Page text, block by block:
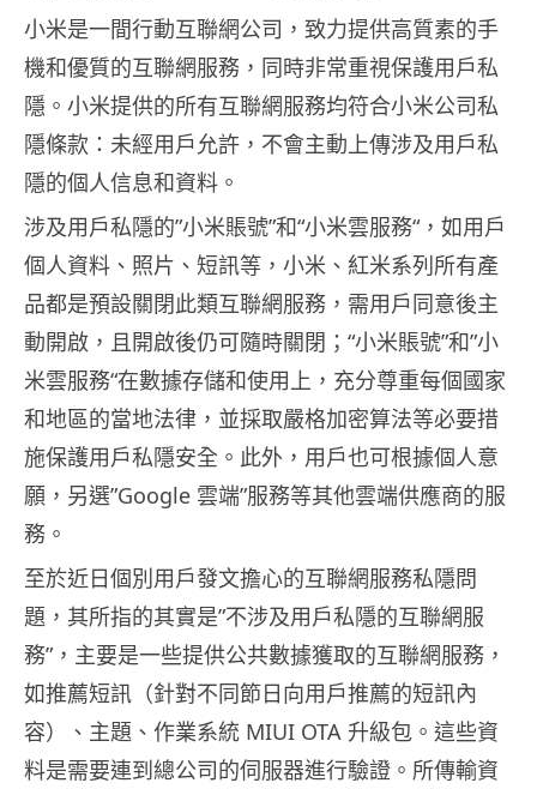
小米是一間行動互聯網公司，致力提供高質素的手
機和優質的互聯網服務，同時非常重視保護用戶私
隱。小米提供的所有互聯網服務均符合小米公司私
隱條款：未經用戶允許，不會主動上傳涉及用戶私
隱的個人信息和資料。
涉及用戶私隱的”小米賬號”和“小米雲服務“，如用戶
個人資料、照片、短訊等，小米、紅米系列所有產
品都是預設關閉此類互聯網服務，需用戶同意後主
動開啟，且開啟後仍可隨時關閉；“小米賬號”和”小
米雲服務“在數據存儲和使用上，充分尊重每個國家
和地區的當地法律，並採取嚴格加密算法等必要措
施保護用戶私隱安全。此外，用戶也可根據個人意
願，另選”Google 雲端”服務等其他雲端供應商的服
務。
至於近日個別用戶發文擔心的互聯網服務私隱問
題，其所指的其實是”不涉及用戶私隱的互聯網服
務”，主要是一些提供公共數據獲取的互聯網服務，
如推薦短訊（針對不同節日向用戶推薦的短訊內
容）、主題、作業系統 MIUI OTA 升級包。這些資
料是需要連到總公司的伺服器進行驗證。所傳輸資